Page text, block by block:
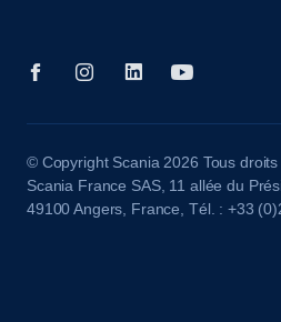
© Copyright Scania 2026 Tous droits
Scania France SAS, 11 allée du
49100 Angers, France, Tél. : +33